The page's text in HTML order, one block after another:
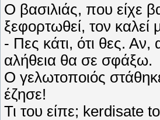
Ο βασιλιάς, που είχε
ξεφορτωθεί, τον καλεί
- Πες κάτι, ότι θες.
αλήθεια θα σε σφάξω.
Ο γελωτοποιός
έζησε!
Τι του είπε; kerdisate